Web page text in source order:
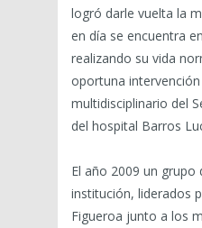
logró darle vuelta la
en día se encuentra
realizando su vida
oportuna
multidisciplinario del
del hospital Barros
El año 2009 un grupo
institución, liderados
Figueroa junto a los